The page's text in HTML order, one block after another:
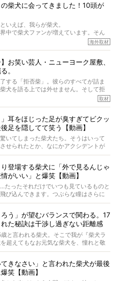
れの個体を見ていくと、丈夫で病気にも
えないような気もするのです。
ない」などということはないし、飼い
べきことがある。
る方たちすべてに読んで欲しい、ある
トは、愛情たっぷりで示唆に富んだ物
得て編集しています
です
であり、効果・効能を示すものではありません
の柴犬に会ってきました！10頭が
いえば、我らが柴犬。
中で柴犬ファンが増えています。そん
」が目をつけたのは、南の楽園ハワイ。
く、定期的にオフ会まで開催されている
け、今回はハワイの柴犬たちを取材して
海外取材
】お笑い芸人・ニューヨーク屋敷、
。
する「拒否柴」。彼らのすべてが詰ま
犬を語る上では外せません。そして拒
になるのは、“映える”ことも理由のひと
た、お笑いコンビ「ニューヨーク」の
拒否柴を掘っていただきました！ イン
ご覧ください。
取材
」耳をほじった足が臭すぎてビクッ
足を隠してて笑う【動画】
いてしまった柴犬たち。そうはいって
せられたとか、なにかアクシデントが
うことが原因ではありません。全ての
登場する柴犬に「外で見るんじゃ
がいい」と爆笑【動画】
たったそれだけでいつも見ているものと
び込んできます。つぶらな瞳はさらに
モフのお顔はさらにモフモフに見えま
ろう」が望むバランスで関わる。17
た秘訣は干渉し過ぎない距離感
と言われる柴犬。そこで我が『柴犬ラ
超えてもなお元気な柴犬を、憧れと敬
ンド柴”と呼んでいます。 この特集で
元気の秘訣や、老犬と暮らすうえで大切
ーナーさんに語っていただきます。今
てきなさい」と言われた柴犬が最後
笑【動画】